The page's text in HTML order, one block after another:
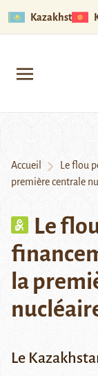
Kazakhstan
Accueil
Le flou
première centrale
Le
la
Le